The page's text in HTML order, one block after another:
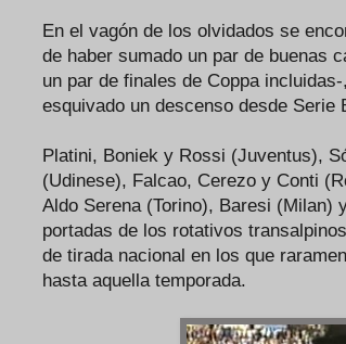
En el vagón de los olvidados se
de haber sumado un par de buenas
un par de finales de Coppa
esquivado un descenso desde Serie
Platini, Boniek y Rossi (Juventus),
(Udinese), Falcao, Cerezo y Conti
Aldo Serena (Torino), Baresi (Milan)
portadas de los rotativos
de tirada nacional en los que
hasta aquella temporada.